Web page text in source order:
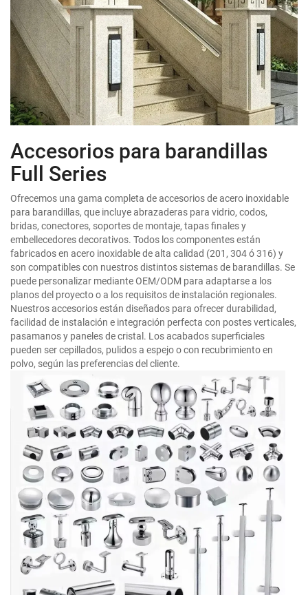
Accesorios para barandillas
Full Series
Ofrecemos una gama completa de accesorios de acero inoxidable
para barandillas, que incluye abrazaderas para vidrio, codos,
bridas, conectores, soportes de montaje, tapas finales y
embellecedores decorativos. Todos los componentes están
fabricados en acero inoxidable de alta calidad (201, 304 ó 316) y
son compatibles con nuestros distintos sistemas de barandillas. Se
puede personalizar mediante OEM/ODM para adaptarse a los
planos del proyecto o a los requisitos de instalación regionales.
Nuestros accesorios están diseñados para ofrecer durabilidad,
facilidad de instalación e integración perfecta con postes verticales,
pasamanos y paneles de cristal. Los acabados superficiales
pueden ser cepillados, pulidos a espejo o con recubrimiento en
polvo, según las preferencias del cliente.